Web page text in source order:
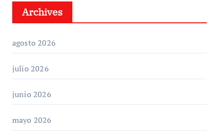
Archives
agosto 2026
julio 2026
junio 2026
mayo 2026